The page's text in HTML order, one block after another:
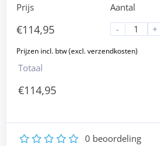
Prijs
€114,95
Aantal
-
+
Totaal
€114,95
5
4
3
2 0 beoordeling